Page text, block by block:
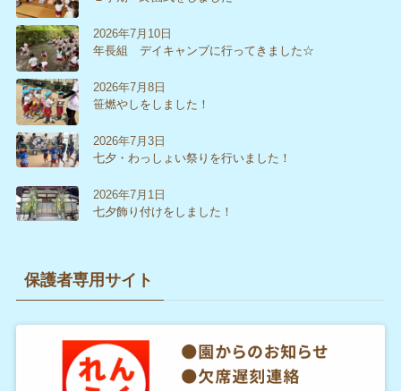
2026年7月10日
年長組 デイキャンプに行ってきました☆
2026年7月8日
笹燃やしをしました！
2026年7月3日
七夕・わっしょい祭りを行いました！
2026年7月1日
七夕飾り付けをしました！
保護者専用サイト